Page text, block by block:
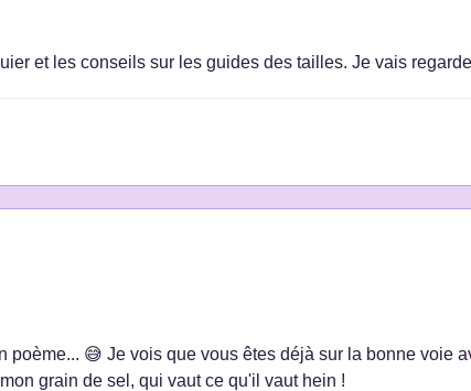
et les conseils sur les guides des tailles. Je vais
poème... 😅 Je vois que vous êtes déjà sur la bonne voie
grain de sel, qui vaut ce qu'il vaut hein !